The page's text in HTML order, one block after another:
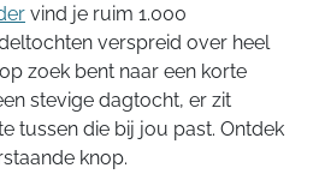
vind je ruim 1.000
verspreid over heel
zoek bent naar een korte
stevige dagtocht, er zit
tussen die bij jou past. Ontdek
knop.